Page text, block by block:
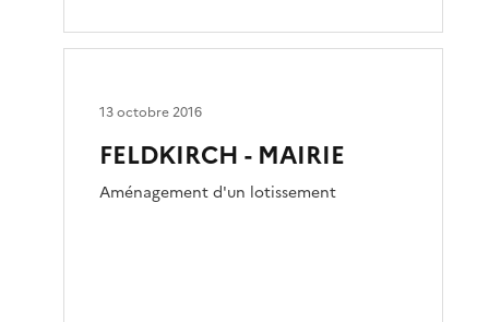
FELDKIRCH - MAIRIE
Aménagement d'un lotissement
13 octobre 2016